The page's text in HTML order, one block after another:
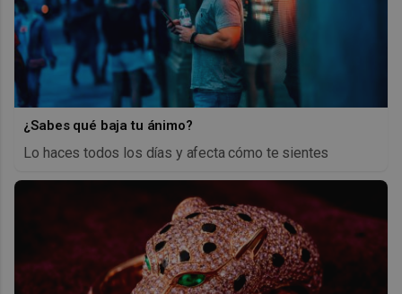
¿Sabes qué baja tu ánimo?
Lo haces todos los días y afecta cómo te sientes